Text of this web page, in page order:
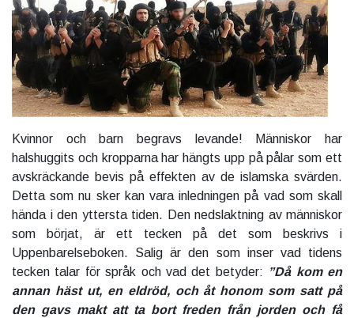
Kvinnor och barn begravs levande! Människor har
halshuggits och kropparna har hängts upp på pålar som ett
avskräckande bevis på effekten av de islamska svärden.
Detta som nu sker kan vara inledningen på vad som skall
hända i den yttersta tiden. Den nedslaktning av människor
som börjat, är ett tecken på det som beskrivs i
Uppenbarelseboken. Salig är den som inser vad tidens
tecken talar för språk och vad det betyder: ”Då kom en
annan häst ut, en eldröd, och åt honom som satt på
den gavs makt att ta bort freden från jorden och få